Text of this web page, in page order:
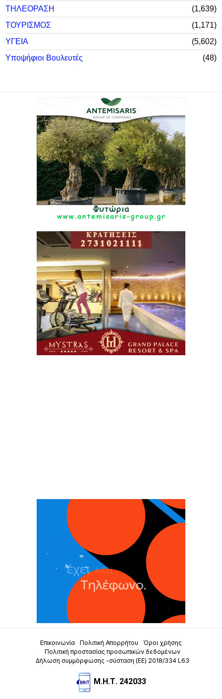
ΤΗΛΕΟΡΑΣΗ
1,639
ΤΟΥΡΙΣΜΟΣ
1,171
ΥΓΕΙΑ
5,602
Υποψήφιοι Βουλευτές
48
Επικοινωνία Πολιτική Απορρήτου
Όροι χρήσης
Πολιτική προστασίας προσωπικών δεδομένων
Δήλωση συμμόρφωσης -σύσταση (ΕΕ) 2018/334 L63
Μ.Η.Τ. 242033